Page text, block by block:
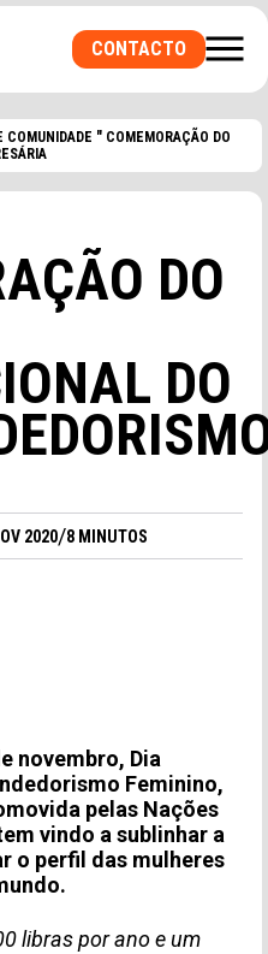
CONTACTO
COMUNIDADE " COMEMORAÇÃO DO
DO
DO
2020/8 MINUTOS
novembro, Dia
Feminino,
pelas Nações
vindo a sublinhar a
o perfil das mulheres
libras por ano e um
OU UM
SALA PARA